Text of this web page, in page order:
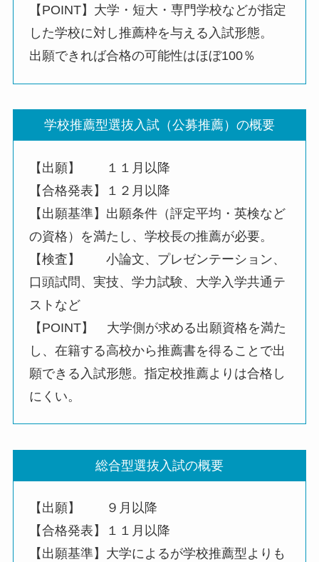
【POINT】大学・短大・専門学校などが指定
した学校に対し推薦枠を与える入試形態。
出願できれば合格の可能性はほぼ100％
学校推薦型選抜入試（公募推薦）の概要
【出願】 １１月以降
【合格発表】１２月以降
【出願基準】出願条件（評定平均・英検など
の資格）を満たし、学校長の推薦が必要。
【検査】 小論文、プレゼンテーション、
口頭試問、実技、学力試験、大学入学共通テ
ストなど
【POINT】 大学側が求める出願資格を満た
し、在籍する高校から推薦書を得ることで出
願できる入試形態。指定校推薦よりは合格し
にくい。
総合型選抜入試の概要
【出願】 ９月以降
【合格発表】１１月以降
【出願基準】大学によるが学校推薦型よりも